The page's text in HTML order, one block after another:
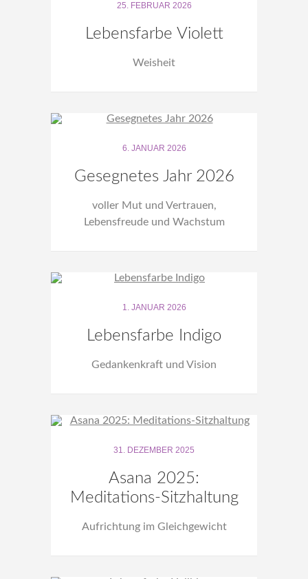
25. FEBRUAR 2026
Lebensfarbe Violett
Weisheit
6. JANUAR 2026
Gesegnetes Jahr 2026
voller Mut und Vertrauen,
Lebensfreude und Wachstum
1. JANUAR 2026
Lebensfarbe Indigo
Gedankenkraft und Vision
31. DEZEMBER 2025
Asana 2025:
Meditations-Sitzhaltung
Aufrichtung im Gleichgewicht